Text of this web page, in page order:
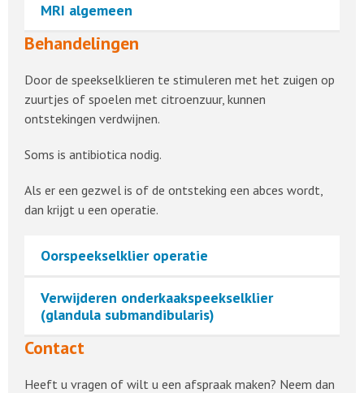
MRI algemeen
Behandelingen
Door de speekselklieren te stimuleren met het zuigen op
zuurtjes of spoelen met citroenzuur, kunnen
ontstekingen verdwijnen.
Soms is antibiotica nodig.
Als er een gezwel is of de ontsteking een abces wordt,
dan krijgt u een operatie.
Oorspeekselklier operatie
Verwijderen onderkaakspeekselklier
(glandula submandibularis)
Contact
Heeft u vragen of wilt u een afspraak maken? Neem dan